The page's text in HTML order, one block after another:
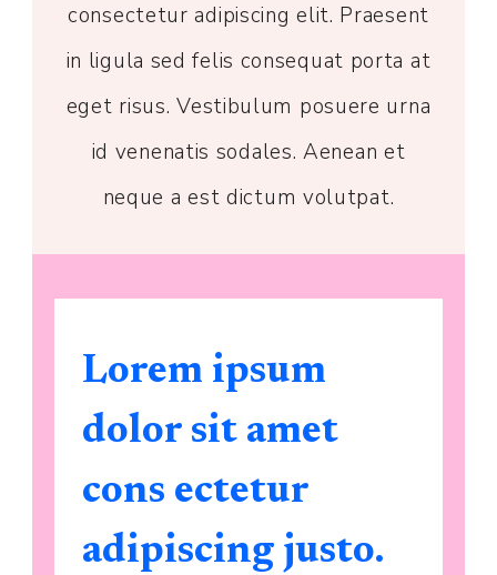
consectetur adipiscing elit. Praesent
in ligula sed felis consequat porta at
eget risus. Vestibulum posuere urna
id venenatis sodales. Aenean et
neque a est dictum volutpat.
Lorem ipsum
dolor sit amet
cons ectetur
adipiscing justo.